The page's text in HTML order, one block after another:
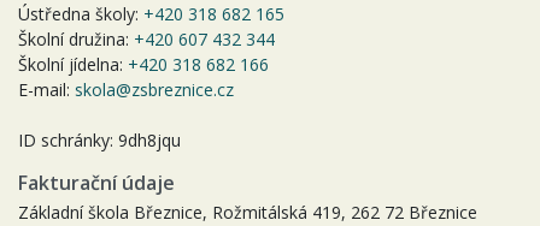
Ústředna školy: +420 318 682 165
Školní družina: +420 607 432 344
Školní jídelna: +420 318 682 166
E-mail: skola@zsbreznice.cz
ID schránky: 9dh8jqu
Fakturační údaje
Základní škola Březnice, Rožmitálská 419, 262 72 Březnice